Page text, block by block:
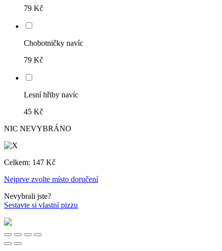
79 Kč
Chobotničky navíc
79 Kč
Lesní hřiby navíc
45 Kč
NIC NEVYBRÁNO
Celkem: 147 Kč
Nejprve zvolte místo doručení
Nevybrali jste?
Sestavte si vlastní pizzu